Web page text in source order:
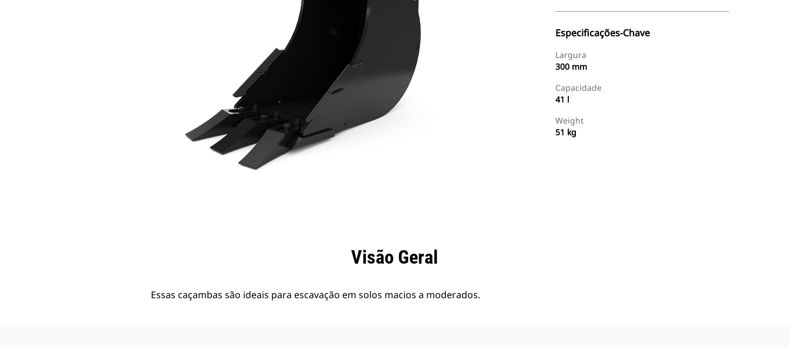
Especificações-Chave
Largura
300 mm
Capacidade
41 l
Weight
51 kg
Visão Geral
Essas caçambas são ideais para escavação em solos macios a moderados.